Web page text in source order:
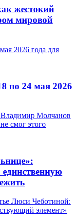
жестокий
мировой
2026 года для
по 24 мая 2026
Молчанов
смог этого
Люси Чеботиной:
элемент»